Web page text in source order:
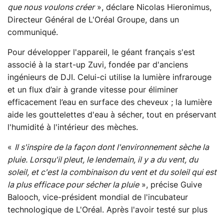
que nous voulons créer», déclare Nicolas Hieronimus,
Directeur Général de L'Oréal Groupe, dans un
communiqué.
Pour développer l'appareil, le géant français s'est
associé à la start-up Zuvi, fondée par d'anciens
ingénieurs de DJI. Celui-ci utilise la lumière infrarouge
et un flux d’air à grande vitesse pour éliminer
efficacement l’eau en surface des cheveux ; la lumière
aide les gouttelettes d'eau à sécher, tout en préservant
l'humidité à l'intérieur des mèches.
« Il s'inspire de la façon dont l'environnement sèche la
pluie. Lorsqu'il pleut, le lendemain, il y a du vent, du
soleil, et c'est la combinaison du vent et du soleil qui est
la plus efficace pour sécher la pluie», précise Guive
Balooch, vice-président mondial de l'incubateur
technologique de L'Oréal. Après l'avoir testé sur plus